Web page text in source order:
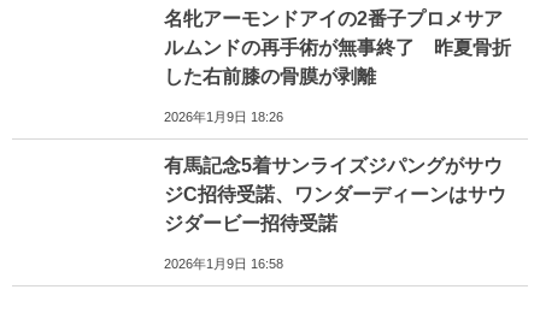
名牝アーモンドアイの2番子プロメサア
ルムンドの再手術が無事終了 昨夏骨折
した右前膝の骨膜が剥離
2026年1月9日 18:26
有馬記念5着サンライズジパングがサウ
ジC招待受諾、ワンダーディーンはサウ
ジダービー招待受諾
2026年1月9日 16:58